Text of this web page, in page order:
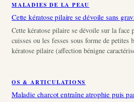
MALADIES DE LA PEAU
Cette kératose pilaire se dévoile sans
Cette kératose pilaire se dévoile sur la face
cuisses ou les fesses sous forme de petites
kératose pilaire (affection bénigne
OS & ARTICULATIONS
Maladie charcot entraîne atrophie puis